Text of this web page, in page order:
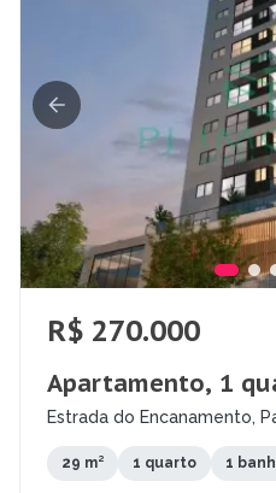
R$ 270.000
Apartamento, 1
Estrada do Encanamento,
29 m² 1 quarto 1